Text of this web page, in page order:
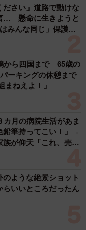
は譲渡会に足を運
探していた。
したら、「茶白な
。その子は、部屋
。大きな猫にいじ
れなかったようだっ
状態が悪いためやせ
いた。山田さん
ださい」道路で動けな
… 懸命に生きようと
みんな同じ」保護団
から四国まで 65歳の
ーキングの休憩まで
ねえよ！」
月の病院生活があま
鉛筆持ってこい！」→
が仰天「これ、売れ
のような絶景ショット
らいいところだったん